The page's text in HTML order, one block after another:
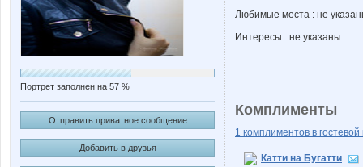
Портрет заполнен на 57 %
Отправить приватное сообщение
Добавить в друзья
Любимые места : не
Интересы : не указаны
Комплименты
1 комплиментов в гостевой
Катти на Бугатти